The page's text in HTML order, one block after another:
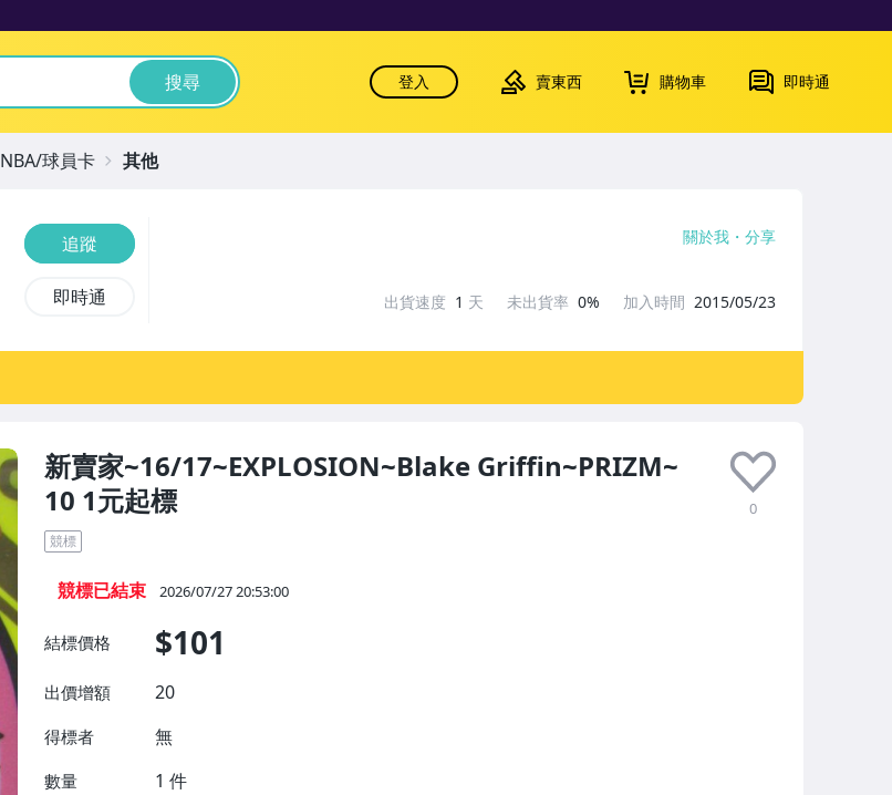
搜尋 登入 賣東西 購物車 即時通
新賣家~16/17~EXPLOSION~Blake Griffin~PRIZM~
10 1元起標
0
競標
競標已結束 2026/07/27 20:53:00
結標價格 $101
出價增額 20
得標者 無
數量 1 件
追蹤
即時通
關於我 分享
出貨速度 1 天 未出貨率 0% 加入時間 2015/05/23
NBA/球員卡 其他